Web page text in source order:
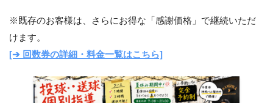
※既存のお客様は、さらにお得な「感謝価格」で継続いただ
けます。
[➔ 回数券の詳細・料金一覧はこちら]